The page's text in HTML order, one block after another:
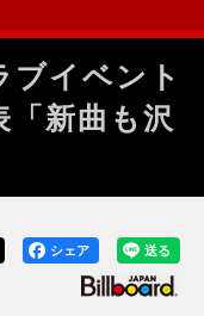
ブイベント
「新曲も沢
送る
シェア